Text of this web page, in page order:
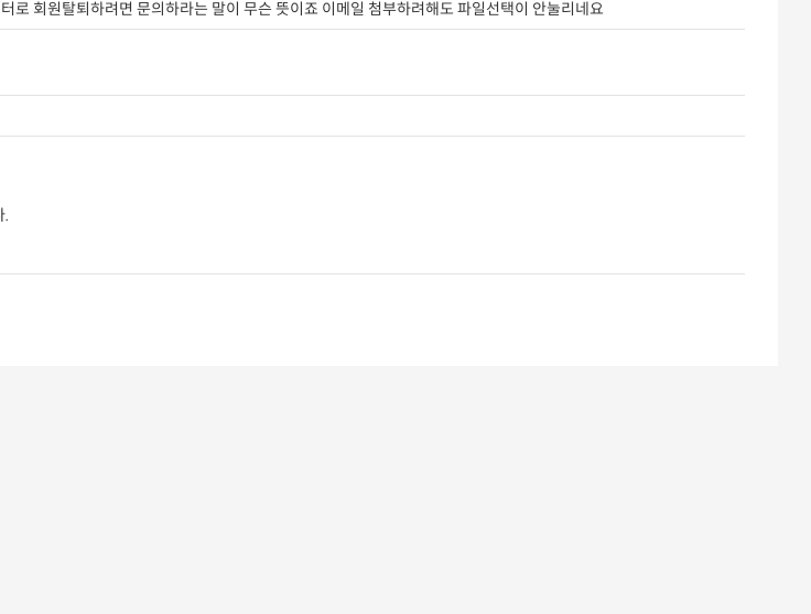
로 회원탈퇴하려면 문의하라는 말이 무슨 뜻이죠 이메일 첨부하려해도 파일선택이 안눌리네요
.